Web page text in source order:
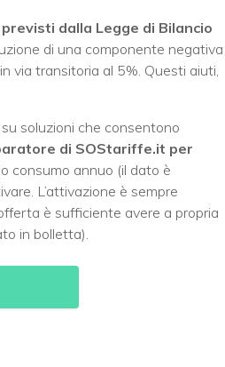
dalla Legge di Bilancio
di una componente negativa
via transitoria al 5%. Questi aiuti,
soluzioni che consentono
di SOStariffe.it per
consumo annuo (il dato è
L’attivazione è sempre
è sufficiente avere a propria
in bolletta).